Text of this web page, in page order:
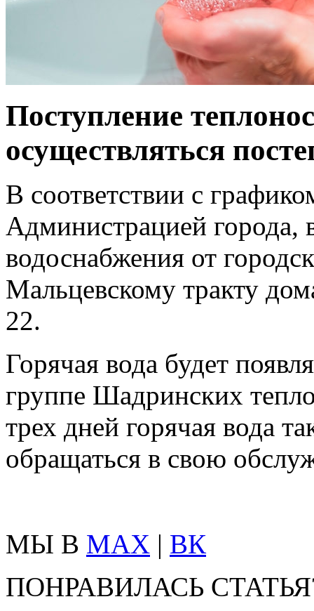
Поступление
осуществляться
В соответствии с
Администрацией города,
водоснабжения от
Мальцевскому тракту
22.
Горячая вода будет
группе Шадринских
трех дней горячая вода
обращаться в свою
МЫ В MAX | ВК
ПОНРАВИЛАСЬ